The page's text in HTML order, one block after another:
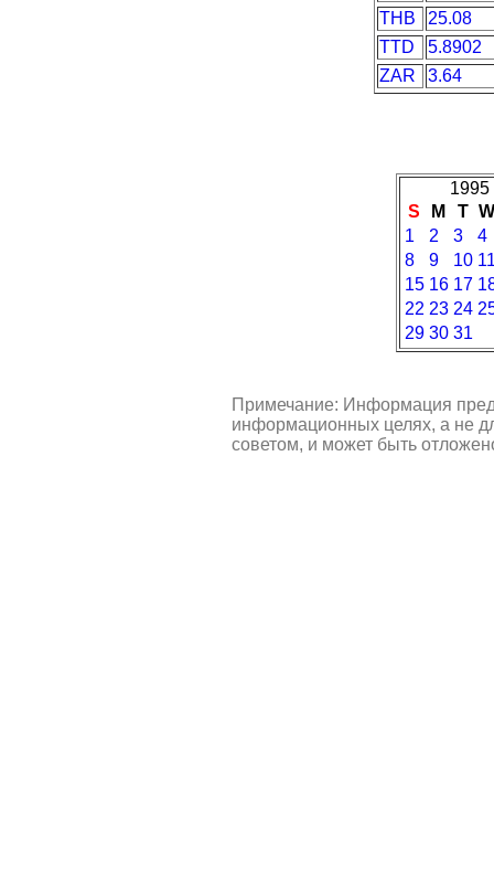
THB
25.08
TTD
5.8902
ZAR
3.64
1995
S
M T
1
2 3
4
8
9 10
15 16 17
22 23 24
29 30 31
Примечание: Информация
информационных целях, а не
советом, и может быть